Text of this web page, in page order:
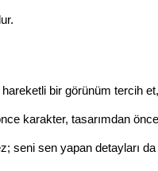
bir görünüm tercih
karakter, tasarımdan
seni sen yapan detayları